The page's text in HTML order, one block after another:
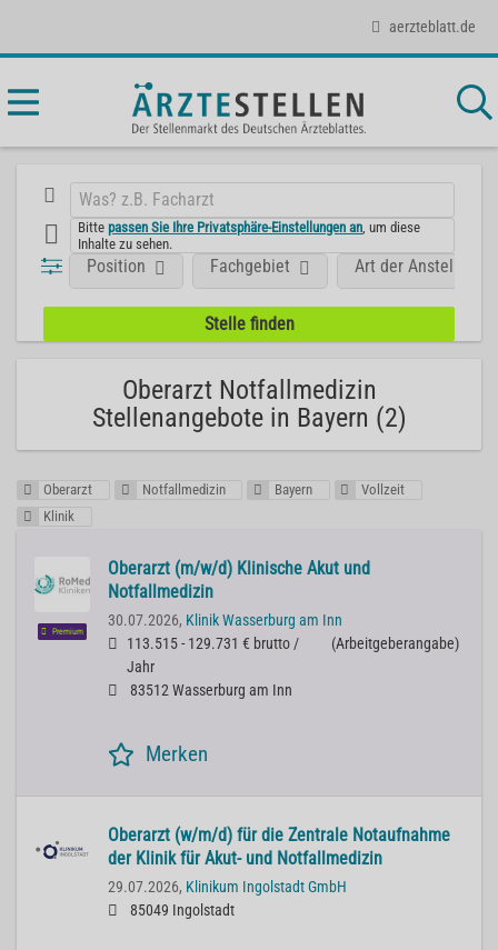
aerzteblatt.de
Bittepassen Sie Ihre Privatsphäre-Einstellungen an , um diese
Inhalte zu sehen.
Position Fachgebiet Art der Anstellung
Oberarzt Notfallmedizin
Stellenangebote in Bayern (2)
Oberarzt Notfallmedizin Bayern
Vollzeit
Klinik
Premium
Oberarzt (m/w/d) Klinische Akut und
Notfallmedizin
30.07.2026, Klinik Wasserburg am Inn
113.515 - 129.731 € brutto /
Jahr
(Arbeitgeberangabe)
83512 Wasserburg am Inn
Merken
Oberarzt (w/m/d) für die Zentrale Notaufnahme
der Klinik für Akut- und Notfallmedizin
29.07.2026, Klinikum Ingolstadt GmbH
85049 Ingolstadt